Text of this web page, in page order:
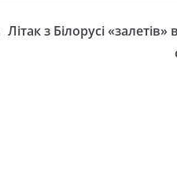
Літак з Білорусі